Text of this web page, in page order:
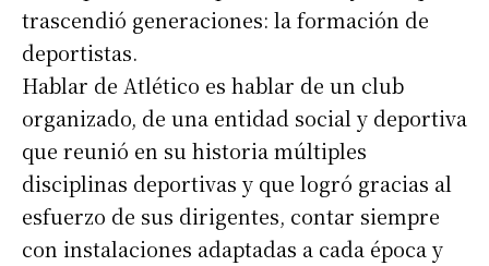
trascendió generaciones: la formación de
deportistas.
Hablar de Atlético es hablar de un club
organizado, de una entidad social y deportiva
que reunió en su historia múltiples
disciplinas deportivas y que logró gracias al
esfuerzo de sus dirigentes, contar siempre
con instalaciones adaptadas a cada época y